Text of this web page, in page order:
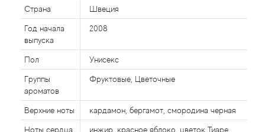
Страна Швеция
Год начала
выпуска
2008
Пол Унисекс
Группы
ароматов
Фруктовые, Цветочные
Верхние ноты кардамон, бергамот, смородина черная
Ноты сердца инжир, красное яблоко, цветок Тиаре
Affinessence
Afnan
Agatha Ruiz de la Prada
Agent Provocateur